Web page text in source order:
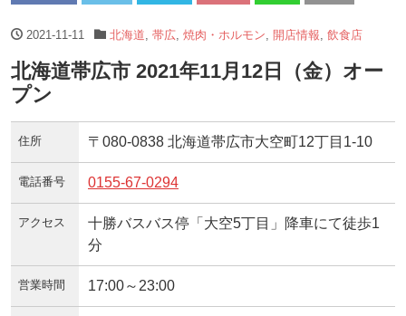
2021-11-11 北海道 帯広, 焼肉・ホルモン 開店情報 飲食店
北海道帯広市 2021年11月12日（金）オー
プン
住所 〒080-0838 北海道帯広市大空町12丁目1-10
電話番号 0155-67-0294
アクセス
十勝バスバス停「大空5丁目」降車にて徒歩1
分
営業時間 17:00～23:00